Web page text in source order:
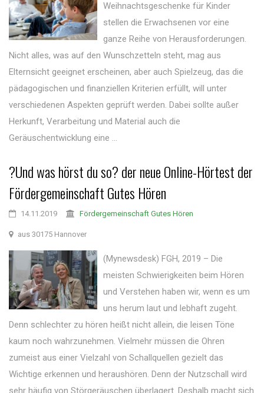
Weihnachtsgeschenke für Kinder
stellen die Erwachsenen vor eine
ganze Reihe von Herausforderungen.
Nicht alles, was auf den Wunschzetteln steht, mag aus
Elternsicht geeignet erscheinen, aber auch Spielzeug, das die
pädagogischen und finanziellen Kriterien erfüllt, will unter
verschiedenen Aspekten geprüft werden. Dabei sollte außer
Herkunft, Verarbeitung und Material auch die
Geräuschentwicklung eine ...
?Und was hörst du so? der neue Online-Hörtest der
Fördergemeinschaft Gutes Hören
14.11.2019 Fördergemeinschaft Gutes Hören
aus 30175 Hannover
(Mynewsdesk) FGH, 2019 – Die
meisten Schwierigkeiten beim Hören
und Verstehen haben wir, wenn es um
uns herum laut und lebhaft zugeht.
Denn schlechter zu hören heißt nicht allein, die leisen Töne
kaum noch wahrzunehmen. Vielmehr müssen die Ohren
zumeist aus einer Vielzahl von Schallquellen gezielt das
Wichtige erkennen und heraushören. Denn der Nutzschall wird
sehr häufig von Störgeräuschen überlagert. Deshalb macht sich